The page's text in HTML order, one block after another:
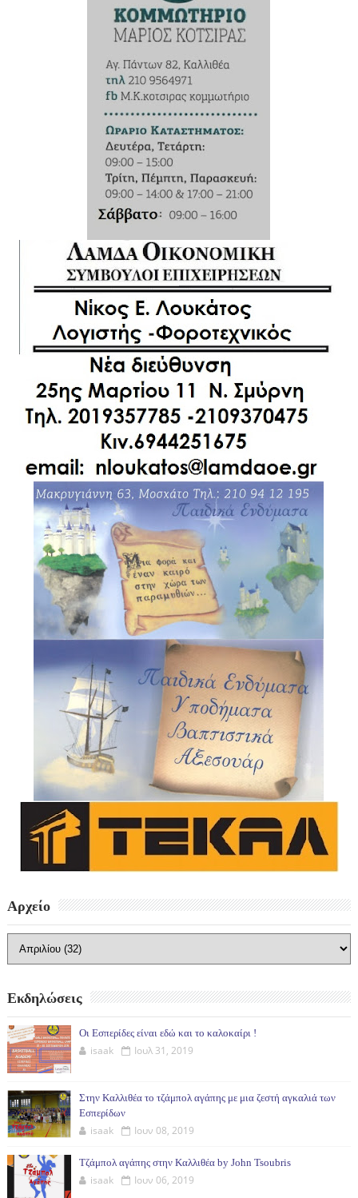
Αρχείο
Εκδηλώσεις
Οι Εσπερίδες είναι εδώ και το καλοκαίρι !
isaak Ιουλ 31, 2019
Στην Καλλιθέα το τζάμπολ αγάπης με μια ζεστή αγκαλιά των
Εσπερίδων
isaak Ιουν 08, 2019
Τζάμπολ αγάπης στην Καλλιθέα by John Tsoubris
isaak Ιουν 06, 2019